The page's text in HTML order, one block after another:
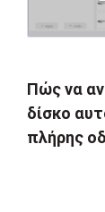
Πώς να
δίσκο
πλήρης